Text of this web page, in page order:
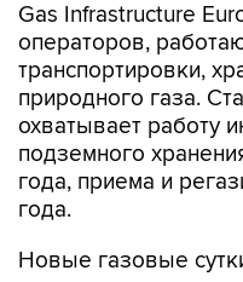
Gas Infrastructure
операторов,
транспортировки,
природного газа.
охватывает работу
подземного
года, приема и
года.
Новые газовые